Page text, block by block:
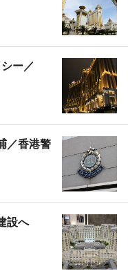
ー／
／香港警
設へ